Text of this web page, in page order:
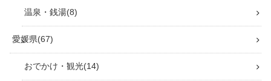
温泉・銭湯 8
愛媛県 67
おでかけ・観光 14